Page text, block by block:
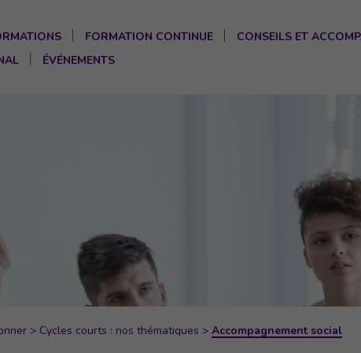
FORMATION CONTINUE CONSEILS ET
ÉVÉNEMENTS
> Cycles courts : nos thématiques >Accompagnement social